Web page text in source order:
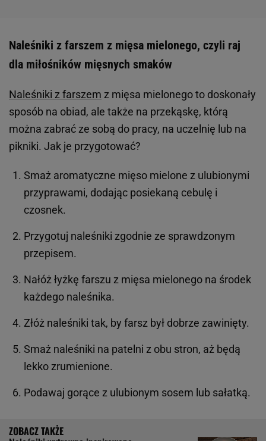
Naleśniki z farszem z mięsa mielonego, czyli raj
dla miłośników mięsnych smaków
Naleśniki z farszem z mięsa mielonego to doskonały
sposób na obiad, ale także na przekąskę, którą
można zabrać ze sobą do pracy, na uczelnię lub na
pikniki. Jak je przygotować?
Smaż aromatyczne mięso mielone z ulubionymi
przyprawami, dodając posiekaną cebulę i
czosnek.
Przygotuj naleśniki zgodnie ze sprawdzonym
przepisem.
Nałóż łyżkę farszu z mięsa mielonego na środek
każdego naleśnika.
Złóż naleśniki tak, by farsz był dobrze zawinięty.
Smaż naleśniki na patelni z obu stron, aż będą
lekko zrumienione.
Podawaj gorące z ulubionym sosem lub sałatką.